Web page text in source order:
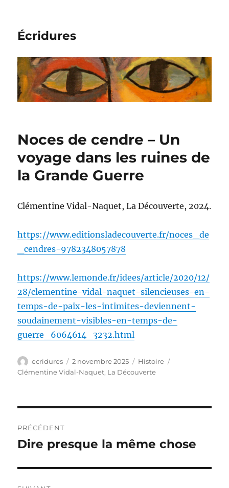
Écridures
Noces de cendre – Un
voyage dans les ruines de
la Grande Guerre
Clémentine Vidal-Naquet, La Découverte, 2024.
https://www.editionsladecouverte.fr/noces_de
_cendres-9782348057878
https://www.lemonde.fr/idees/article/2020/12/
28/clementine-vidal-naquet-silencieuses-en-
temps-de-paix-les-intimites-deviennent-
soudainement-visibles-en-temps-de-
guerre_6064614_3232.html
Auteur
ecridures
Publié
le
2 novembre 2025 Catégories
Histoire
Clémentine Vidal-Naquet, La Découverte
de
PRÉCÉDENT
Publication
Dire presque la même chose